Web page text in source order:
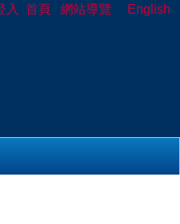
入 首頁 網站導覽 English